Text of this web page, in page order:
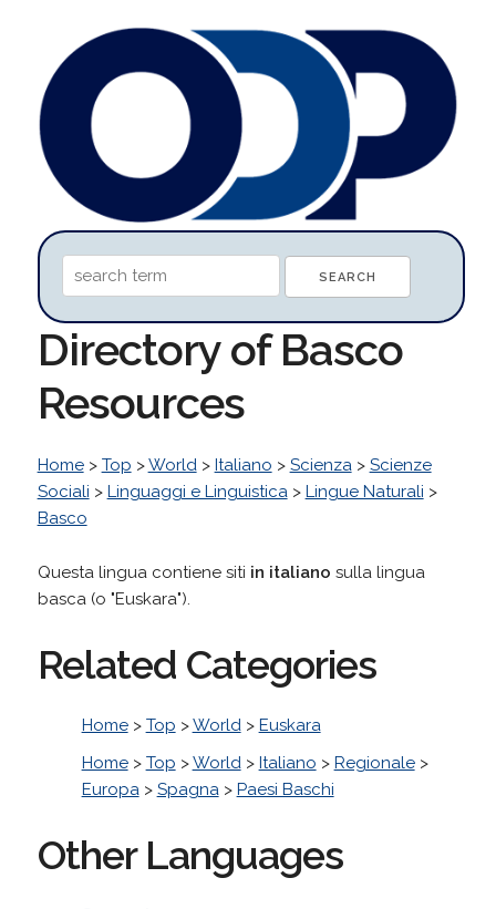
Directory of Basco
Resources
Home> Top >World> Italiano > Scienza> Scienze
Sociali > Linguaggi e Linguistica> Lingue Naturali >
Basco
Questa lingua contiene siti in italiano sulla lingua
basca (o "Euskara").
Related Categories
Home> Top >World> Euskara
Home> Top >World> Italiano > Regionale>
Europa> Spagna> Paesi Baschi
Other Languages